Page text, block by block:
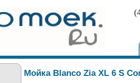
Мойка Blanco Zia XL 6 S